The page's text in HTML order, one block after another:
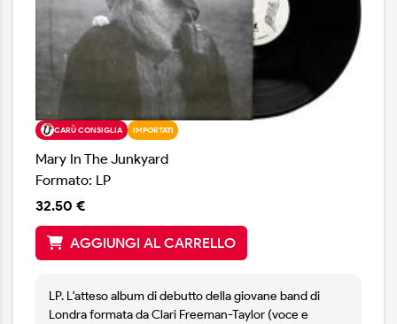
CARÙ CONSIGLIA IMPORTATI
Mary In The Junkyard
Formato: LP
32.50 €
AGGIUNGI AL CARRELLO
LP. L'atteso album di debutto della giovane band di
Londra formata da Clari Freeman-Taylor (voce e